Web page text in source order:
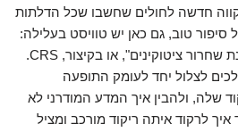
חדשה לחולים שחשבו שכל הדלתות
סיפור טוב, גם כאן יש טוויסט בעלילה:
תופעת לוואי ששמה "תסמונת שחרור ציטוקינים", או בקיצור, CRS.
לצלול יחד לעומק התופעה
שלה, ולהבין איך המדע המודרני לא
לרקוד איתה ריקוד מורכב ומציל